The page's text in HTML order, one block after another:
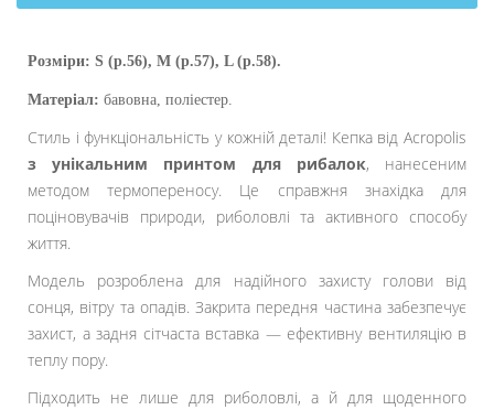
Розміри: S (р.56), M (р.57), L (р.58).
Матеріал: бавовна, поліеcтер.
Стиль і функціональність у кожній деталі! Кепка від Acropolis
з унікальним принтом для рибалок, нанесеним
методом термопереносу. Це справжня знахідка для
поціновувачів природи, риболовлі та активного способу
життя.
Модель розроблена для надійного захисту голови від
сонця, вітру та опадів. Закрита передня частина забезпечує
захист, а задня сітчаста вставка — ефективну вентиляцію в
теплу пору.
Підходить не лише для риболовлі, а й для щоденного